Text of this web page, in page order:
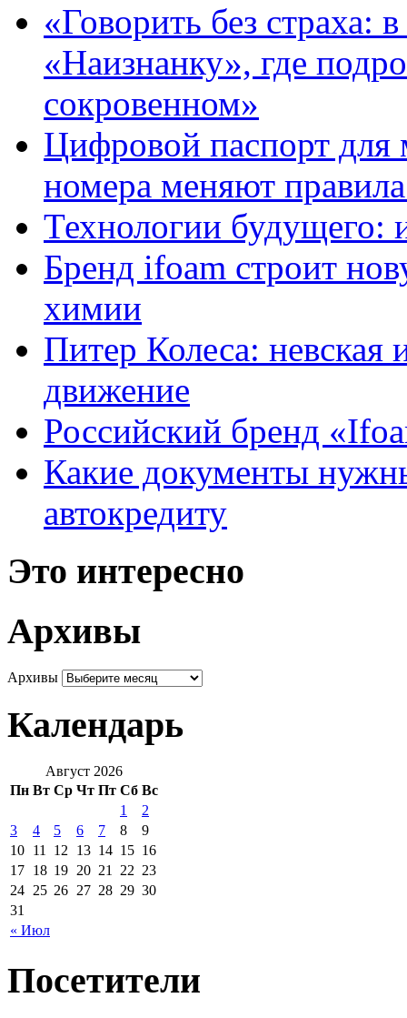
«Говорить без страха:
«Наизнанку», где
сокровенном»
Цифровой паспорт для
номера меняют
Технологии будущего:
Бренд ifoam строит
химии
Питер Колеса: невская
движение
Российский бренд
Какие документы
автокредиту
Это интересно
Архивы
Архивы
Календарь
Август 2026
Пн Вт Ср Чт Пт Сб Вс
« Июл
1
2
3
4 5 6 7 8
9
10 11 12 13 14 15 16
17 18 19 20 21 22 23
24 25 26 27 28 29 30
31
Посетители